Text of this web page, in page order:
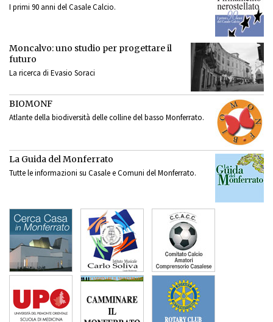
I primi 90 anni del Casale Calcio.
Moncalvo: uno studio per progettare il
futuro
La ricerca di Evasio Soraci
BIOMONF
Atlante della biodiversità delle colline del basso Monferrato.
La Guida del Monferrato
Tutte le informazioni su Casale e Comuni del Monferrato.